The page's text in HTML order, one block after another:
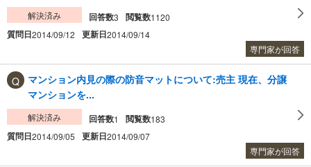
解決済み 回答数3 閲覧数1120
質問日2014/09/12 更新日2014/09/14
専門家が回答
マンション内見の際の防音マットについて:売主 現在、分譲
マンションを...
解決済み 回答数1 閲覧数183
質問日2014/09/05 更新日2014/09/07
専門家が回答